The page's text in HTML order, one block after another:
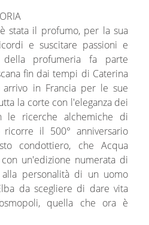
stata il profumo, per la sua
e suscitare passioni e
profumeria fa parte
fin dai tempi di Caterina
in Francia per le sue
la corte con l'eleganza dei
le ricerche alchemiche di
ricorre il 500° anniversario
condottiero, che Acqua
un'edizione numerata di
personalità di un uomo
da scegliere di dare vita
quella che ora è